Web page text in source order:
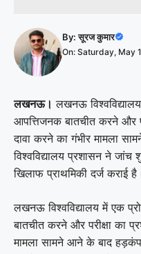
By:सूरज कुमार
On: Saturday, May
लखनऊ। लखनऊ विश्वविद्यालय
आपत्तिजनक बातचीत करने और
दावा करने का गंभीर मामला
विश्वविद्यालय प्रशासन ने
खिलाफ प्राथमिकी दर्ज कराई है।
लखनऊ विश्वविद्यालय में एक
बातचीत करने और परीक्षा का
मामला सामने आने के बाद हड़कंप